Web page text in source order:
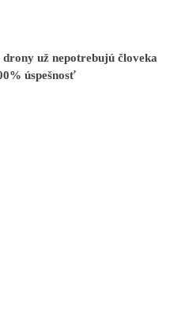
už nepotrebujú človeka
úspešnosť